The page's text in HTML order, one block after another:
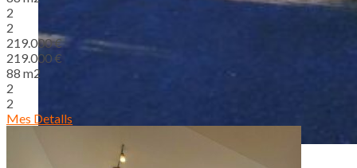
2
2
219.000 €
219.000 €
88 m2
2
2
Mes Detalls